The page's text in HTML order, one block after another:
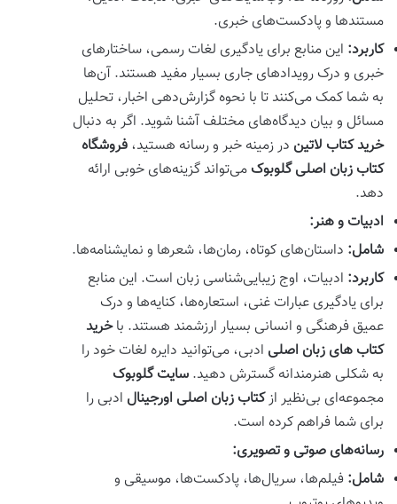
مستندها و پادکست‌های خبری.
کاربرد: این منابع برای یادگیری لغات رسمی، ساختارهای
خبری و درک رویدادهای جاری بسیار مفید هستند. آن‌ها
به شما کمک می‌کنند تا با نحوه گزارش‌دهی اخبار، تحلیل
مسائل و بیان دیدگاه‌های مختلف آشنا شوید. اگر به دنبال
خرید کتاب لاتین در زمینه خبر و رسانه هستید، فروشگاه
کتاب زبان اصلی گلوبوک می‌تواند گزینه‌های خوبی ارائه
دهد.
ادبیات و هنر:
شامل: داستان‌های کوتاه، رمان‌ها، شعرها و نمایشنامه‌ها.
کاربرد: ادبیات، اوج زیبایی‌شناسی زبان است. این منابع
برای یادگیری عبارات غنی، استعاره‌ها، کنایه‌ها و درک
عمیق فرهنگی و انسانی بسیار ارزشمند هستند. باخرید
کتاب های زبان اصلی ادبی، می‌توانید دایره لغات خود را
به شکلی هنرمندانه گسترش دهید. سایت گلوبوک
مجموعه‌ای بی‌نظیر ازکتاب زبان اصلی اورجینال ادبی را
برای شما فراهم کرده است.
رسانه‌های صوتی و تصویری:
شامل: فیلم‌ها، سریال‌ها، پادکست‌ها، موسیقی و